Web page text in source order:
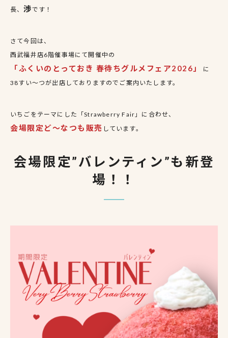
長、渉です！
さて今回は、
西武福井店6階催事場にて開催中の
「ふくいのとっておき 春待ちグルメフェア2026」
に
38すい〜つが出店しておりますのでご案内いたします。
いちごをテーマにした「Strawberry Fair」に合わせ、
会場限定ど〜なつも販売 しています。
会場限定”バレンティン”も新登
場！！